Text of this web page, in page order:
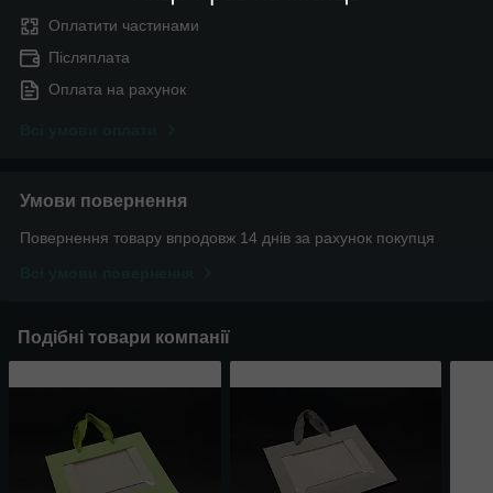
Оплатити частинами
Післяплата
Оплата на рахунок
Умови повернення
Повернення товару впродовж 14 днів за рахунок покупця
Подібні товари компанії